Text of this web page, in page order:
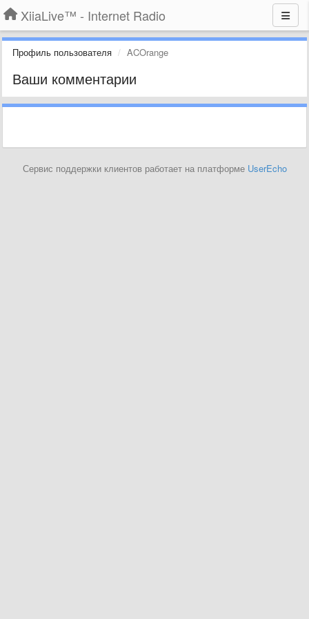
XiiaLive™ - Internet Radio
Профиль пользователя ACOrange
Ваши комментарии
Сервис поддержки клиентов работает на платформе UserEcho